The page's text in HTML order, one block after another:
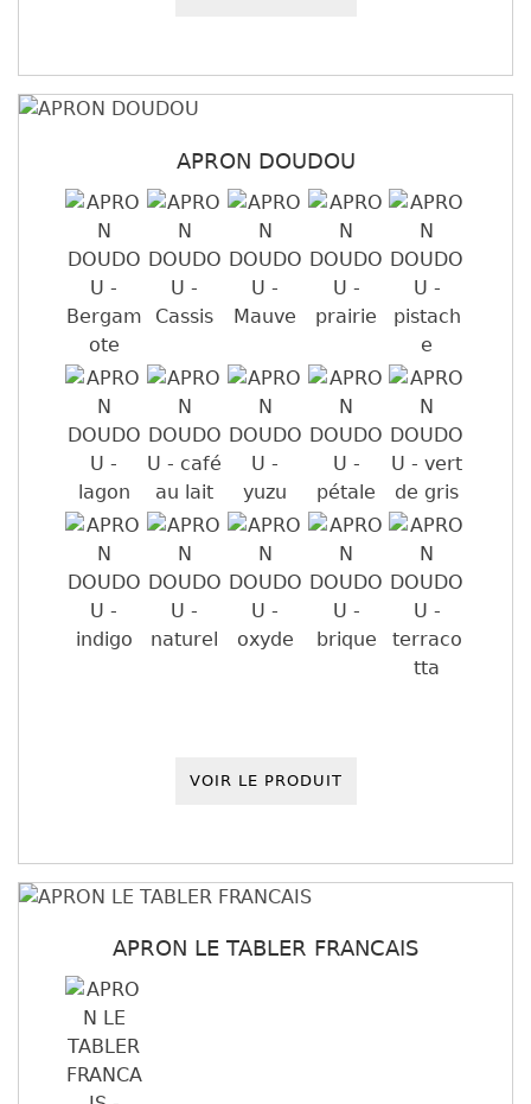
APRON DOUDOU
VOIR LE PRODUIT
APRON LE TABLER FRANCAIS